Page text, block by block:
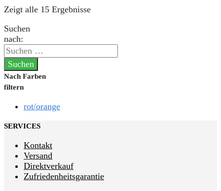
Zeigt alle 15 Ergebnisse
Suchen
nach:
Nach Farben
filtern
rot/orange
SERVICES
Kontakt
Versand
Direktverkauf
Zufriedenheitsgarantie